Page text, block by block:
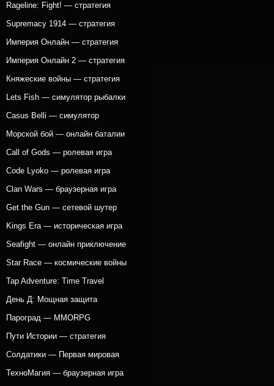
Rageline: Fight! — стратегия
Supremacy 1914 — стратегия
Империя Онлайн — стратегия
Империя Онлайн 2 — стратегия
Княжеские войны — стратегия
Lets Fish — симулятор рыбалки
Casus Belli — симулятор
Морской бой — онлайн баталии
Call of Gods — ролевая игра
Code Lyoko — ролевая игра
Clan Wars — браузерная игра
Get the Gun — сетевой шутер
Kings Era — историческая игра
Seafight — онлайн приключение
Star Race — космические войны
Tap Adventure: Time Travel
День Д: Мощная защита
Пароград — MMORPG
Пути Истории — стратегия
Солдатики — Первая мировая
ТехноМагия — браузерная игра